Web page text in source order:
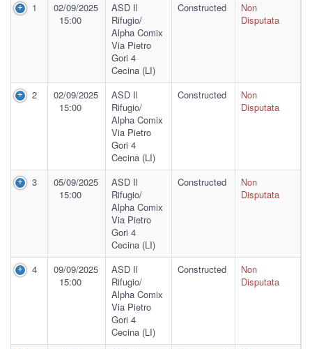
1
02/09/2025
15:00
ASD Il
Rifugio/
Alpha Comix
Via Pietro
Gori 4
Cecina (LI)
Constructed
Non
Disputata
2
02/09/2025
15:00
ASD Il
Rifugio/
Alpha Comix
Via Pietro
Gori 4
Cecina (LI)
Constructed
Non
Disputata
3
05/09/2025
15:00
ASD Il
Rifugio/
Alpha Comix
Via Pietro
Gori 4
Cecina (LI)
Constructed
Non
Disputata
4
09/09/2025
15:00
ASD Il
Rifugio/
Alpha Comix
Via Pietro
Gori 4
Cecina (LI)
Constructed
Non
Disputata